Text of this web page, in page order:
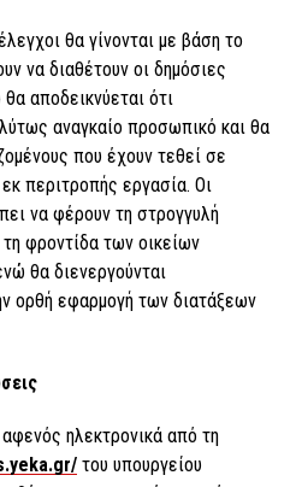
θα γίνονται με βάση το
να διαθέτουν οι δημόσιες
αποδεικνύεται ότι
αναγκαίο προσωπικό και θα
που έχουν τεθεί σε
εκ περιτροπής εργασία. Οι
να φέρουν τη στρογγυλή
φροντίδα των οικείων
θα διενεργούνται
ορθή εφαρμογή των διατάξεων
ηλεκτρονικά από τη
του υπουργείου